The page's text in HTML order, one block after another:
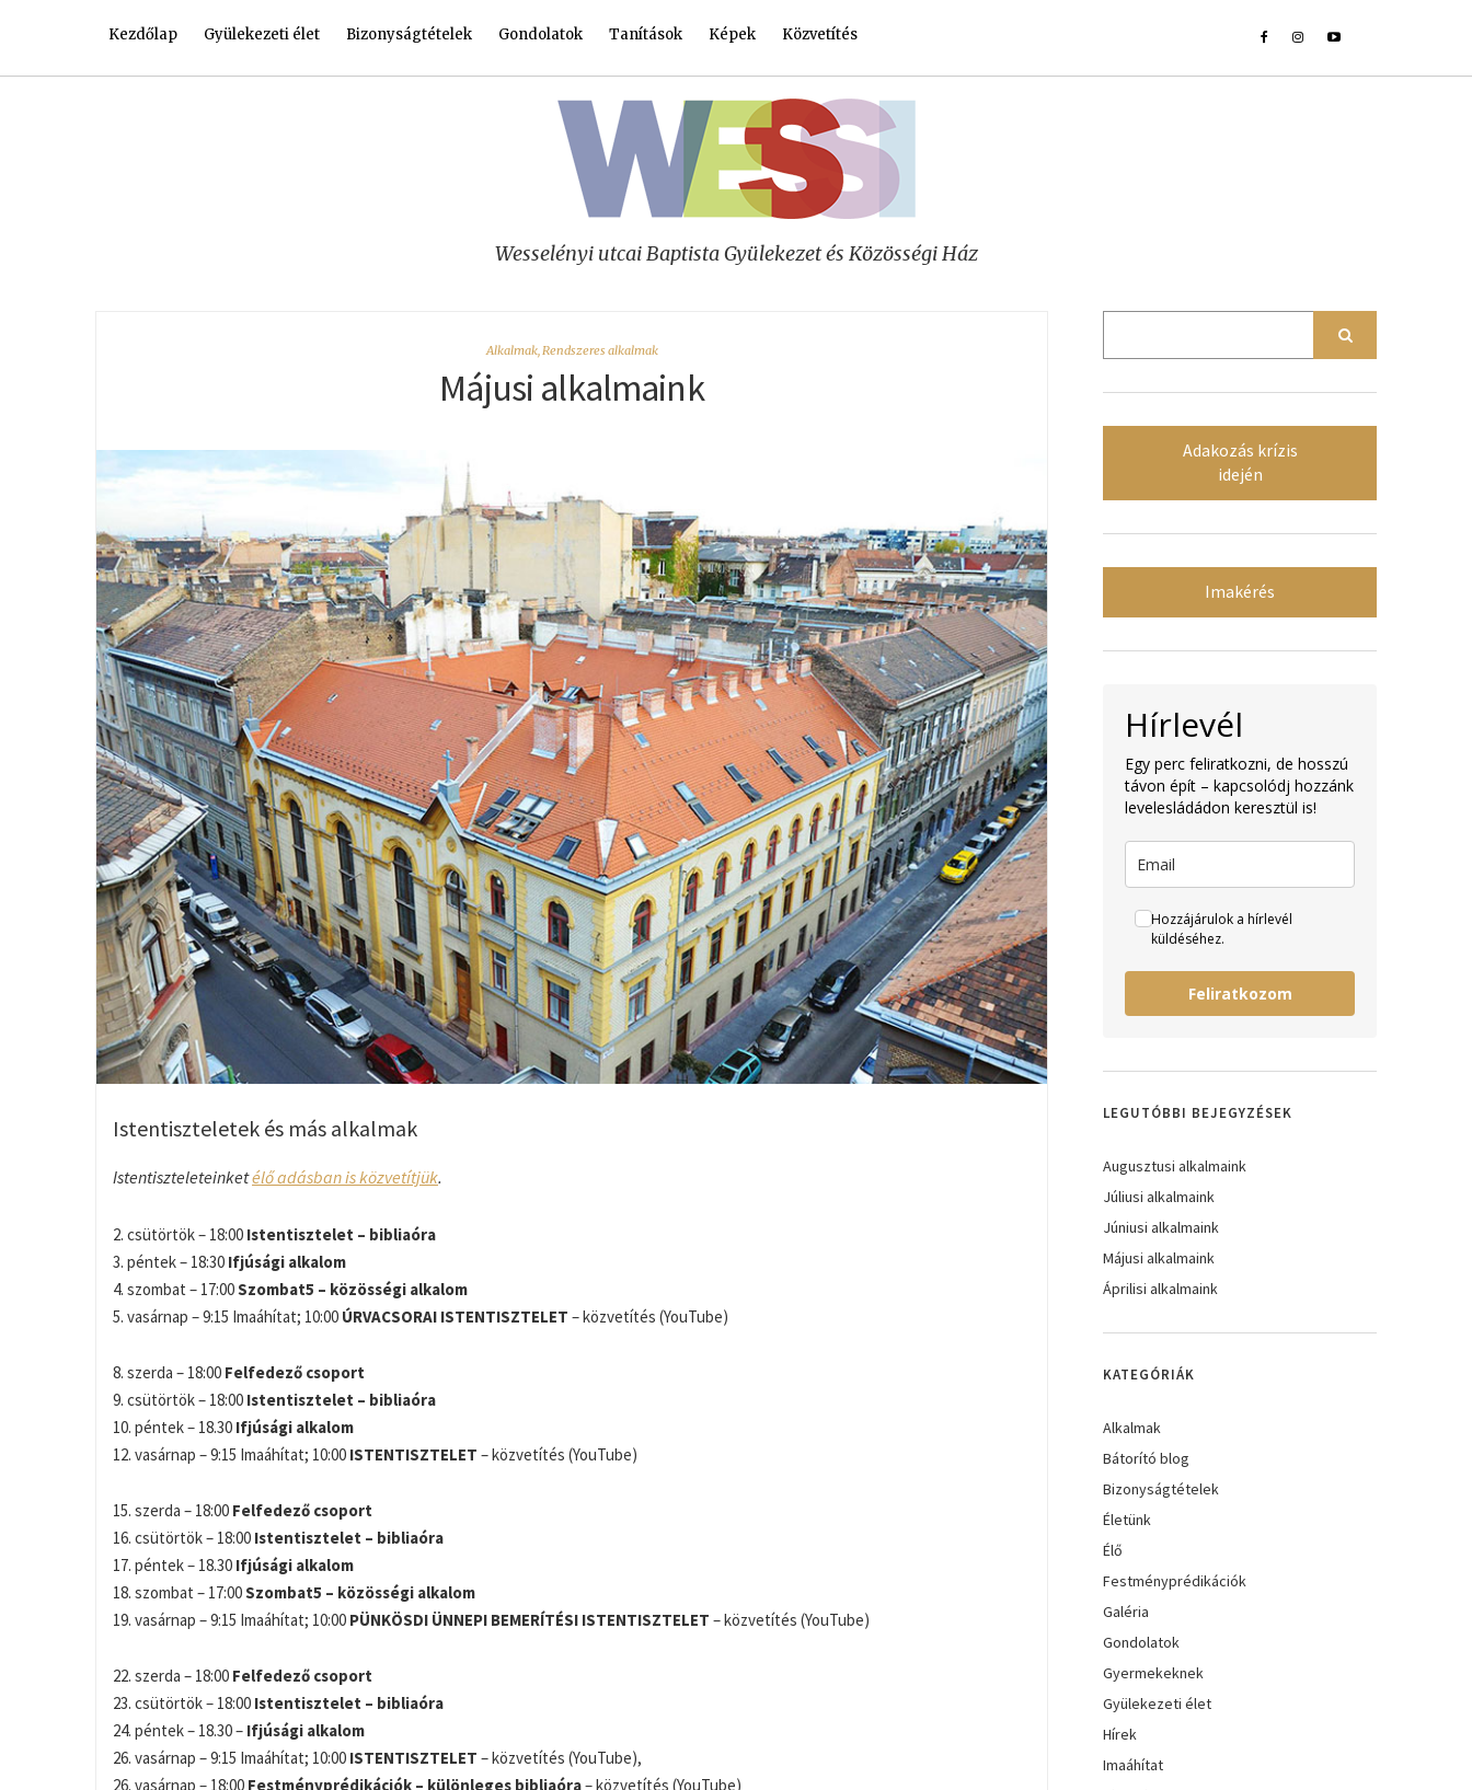
Kezdőlap Gyülekezeti élet Bizonyságtételek Gondolatok Tanítások Képek Közvetítés
Wesselényi utcai Baptista Gyülekezet és Közösségi Ház
Alkalmak,Rendszeres alkalmak
Májusi alkalmaink
Istentiszteletek és más alkalmak
Istentiszteleteinketélő adásban is közvetítjük.
2. csütörtök – 18:00 Istentisztelet – bibliaóra
3. péntek – 18:30 Ifjúsági alkalom
4. szombat – 17:00Szombat5 – közösségi alkalom
5. vasárnap – 9:15 Imaáhítat; 10:00 ÚRVACSORAI ISTENTISZTELET – közvetítés (YouTube)
8. szerda – 18:00 Felfedező csoport
9. csütörtök – 18:00 Istentisztelet – bibliaóra
10. péntek – 18.30 Ifjúsági alkalom
12. vasárnap – 9:15 Imaáhítat; 10:00 ISTENTISZTELET – közvetítés (YouTube)
15. szerda – 18:00 Felfedező csoport
16. csütörtök – 18:00 Istentisztelet – bibliaóra
17. péntek – 18.30 Ifjúsági alkalom
18. szombat – 17:00Szombat5 – közösségi alkalom
19. vasárnap – 9:15 Imaáhítat; 10:00 PÜNKÖSDI ÜNNEPI BEMERÍTÉSI ISTENTISZTELET – közvetítés (YouTube)
22. szerda – 18:00 Felfedező csoport
23. csütörtök – 18:00 Istentisztelet – bibliaóra
24. péntek – 18.30 – Ifjúsági alkalom
26. vasárnap – 9:15 Imaáhítat; 10:00 ISTENTISZTELET – közvetítés (YouTube),
26. vasárnap – 18:00 Festményprédikációk – különleges bibliaóra– közvetítés (YouTube)
Adakozás krízis
idején
Imakérés
Hírlevél
Egy perc feliratkozni, de hosszú
távon épít – kapcsolódj hozzánk
levelesládádon keresztül is!
Hozzájárulok a hírlevél
küldéséhez.
Feliratkozom
LEGUTÓBBI BEJEGYZÉSEK
Augusztusi alkalmaink
Júliusi alkalmaink
Júniusi alkalmaink
Májusi alkalmaink
Áprilisi alkalmaink
KATEGÓRIÁK
Alkalmak
Bátorító blog
Bizonyságtételek
Életünk
Élő
Festményprédikációk
Galéria
Gondolatok
Gyermekeknek
Gyülekezeti élet
Hírek
Imaáhítat